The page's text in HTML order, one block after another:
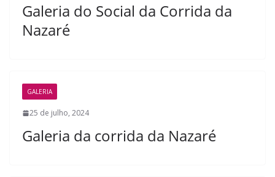
Galeria do Social da Corrida da
Nazaré
GALERIA
25 de julho, 2024
Galeria da corrida da Nazaré